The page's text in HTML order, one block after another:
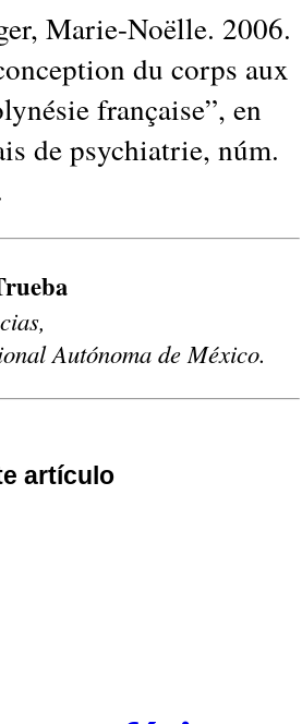
Marie-Noëlle. 2006.
du corps aux
française”, en
de psychiatrie, núm.
Autónoma de México.
artículo